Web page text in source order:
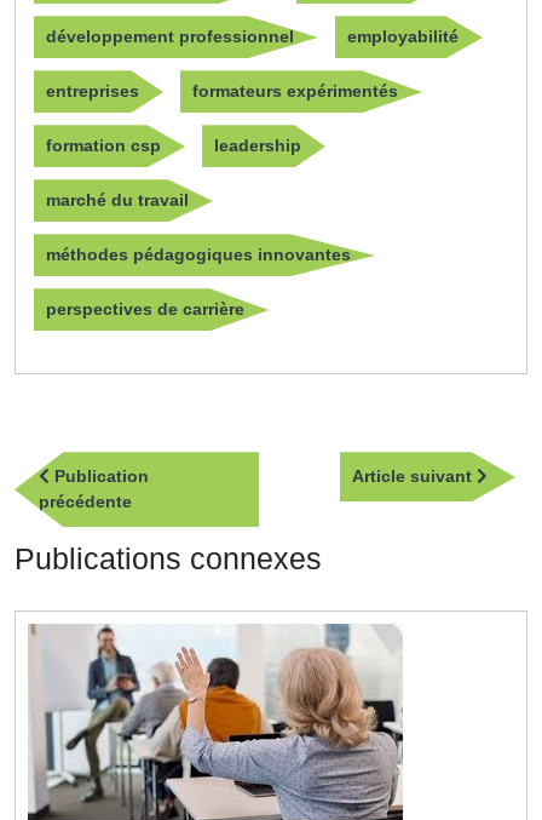
développement professionnel employabilité
entreprises formateurs expérimentés
formation csp leadership
marché du travail
méthodes pédagogiques innovantes
perspectives de carrière
Navigation
de
l’article
Publication
précédentePublication
précédente
Article suivant
Article
Publications connexes